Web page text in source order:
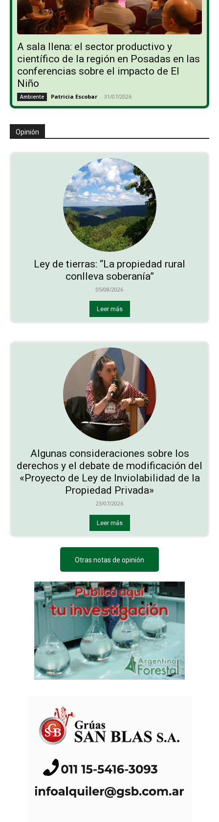
A sala llena: el sector productivo y
científico de la región en Posadas en las
conferencias sobre el impacto de El
Niño
Ambiente Patricia Escobar - 31/07/2026
Opinión
Ley de tierras: “La propiedad rural
conlleva soberanía”
05/08/2026
Leer más
Algunas consideraciones sobre los
derechos y el debate de modificación del
«Proyecto de Ley de Inviolabilidad de la
Propiedad Privada»
23/07/2026
Leer más
Otras notas de opinión